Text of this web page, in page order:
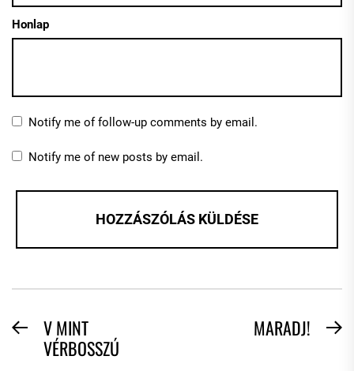
Honlap
Notify me of follow-up comments by email.
Notify me of new posts by email.
BEJEGYZÉS
NAVIGÁCIÓ
PreviousV MINT
VÉRBOSSZÚ
MARADJ!